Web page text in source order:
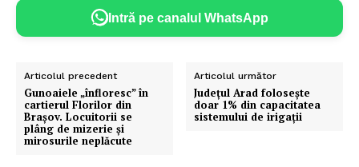
Intră pe canalul WhatsApp
Articolul precedent
Gunoaiele „înfloresc” în
cartierul Florilor din
Brașov. Locuitorii se
plâng de mizerie și
mirosurile neplăcute
Articolul următor
Județul Arad folosește
doar 1% din capacitatea
sistemului de irigații